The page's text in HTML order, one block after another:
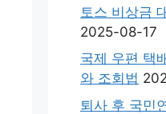
토스 비상금
2025-08-17
국제 우편 택
와 조회법
퇴사 후 국민